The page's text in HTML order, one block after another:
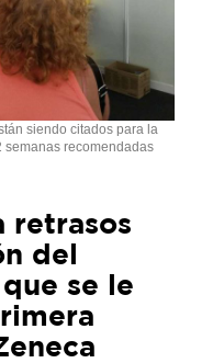
siendo citados para la
semanas recomendadas
retrasos
del
se le